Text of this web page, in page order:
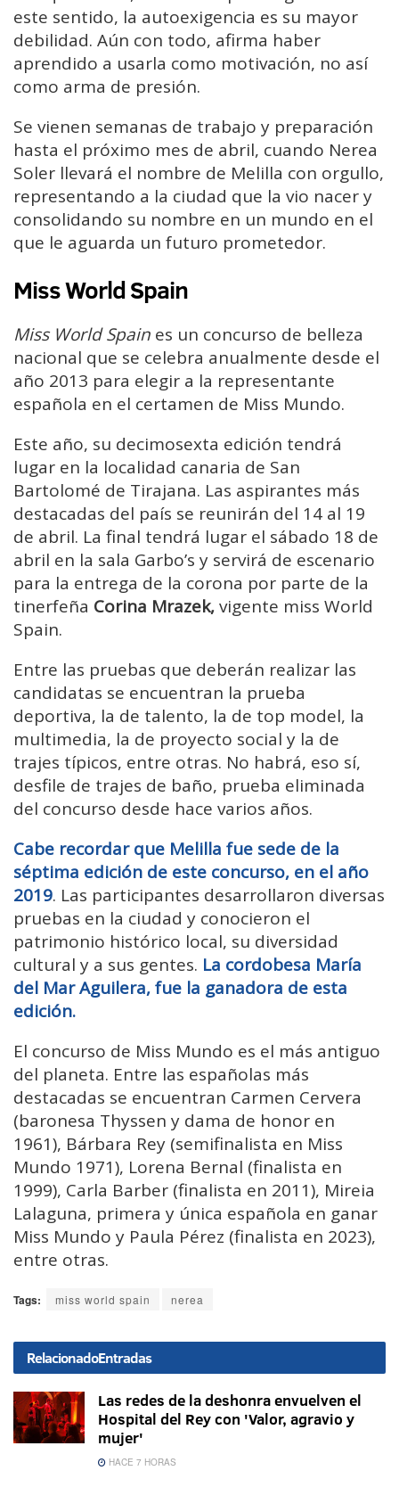
este sentido, la autoexigencia es su mayor
debilidad. Aún con todo, afirma haber
aprendido a usarla como motivación, no así
como arma de presión.
Se vienen semanas de trabajo y preparación
hasta el próximo mes de abril, cuando Nerea
Soler llevará el nombre de Melilla con orgullo,
representando a la ciudad que la vio nacer y
consolidando su nombre en un mundo en el
que le aguarda un futuro prometedor.
Miss World Spain
Miss World Spain es un concurso de belleza
nacional que se celebra anualmente desde el
año 2013 para elegir a la representante
española en el certamen de Miss Mundo.
Este año, su decimosexta edición tendrá
lugar en la localidad canaria de San
Bartolomé de Tirajana. Las aspirantes más
destacadas del país se reunirán del 14 al 19
de abril. La final tendrá lugar el sábado 18 de
abril en la sala Garbo’s y servirá de escenario
para la entrega de la corona por parte de la
tinerfeña Corina Mrazek,vigente miss World
Spain.
Entre las pruebas que deberán realizar las
candidatas se encuentran la prueba
deportiva, la de talento, la de top model, la
multimedia, la de proyecto social y la de
trajes típicos, entre otras. No habrá, eso sí,
desfile de trajes de baño, prueba eliminada
del concurso desde hace varios años.
Cabe recordar que Melilla fue sede de la
séptima edición de este concurso, en el año
2019. Las participantes desarrollaron diversas
pruebas en la ciudad y conocieron el
patrimonio histórico local, su diversidad
cultural y a sus gentes. La cordobesa María
del Mar Aguilera, fue la ganadora de esta
edición.
El concurso de Miss Mundo es el más antiguo
del planeta. Entre las españolas más
destacadas se encuentran Carmen Cervera
(baronesa Thyssen y dama de honor en
1961), Bárbara Rey (semifinalista en Miss
Mundo 1971), Lorena Bernal (finalista en
1999), Carla Barber (finalista en 2011), Mireia
Lalaguna, primera y única española en ganar
Miss Mundo y Paula Pérez (finalista en 2023),
entre otras.
Tags: miss world spain nerea
RelacionadoEntradas
Las redes de la deshonra envuelven el
Hospital del Rey con 'Valor, agravio y
mujer'
HACE 7 HORAS